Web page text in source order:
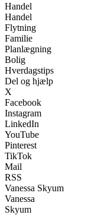
Handel
Handel
Flytning
Familie
Planlægning
Bolig
Hverdagstips
Del og hjælp
X
Facebook
Instagram
LinkedIn
YouTube
Pinterest
TikTok
Mail
RSS
Vanessa Skyum
Vanessa
Skyum